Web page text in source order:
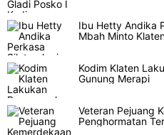
Ibu Hetty Andika
Mbah Minto
Kodim Klaten
Gunung Merapi
Veteran Pejuang
Penghormatan